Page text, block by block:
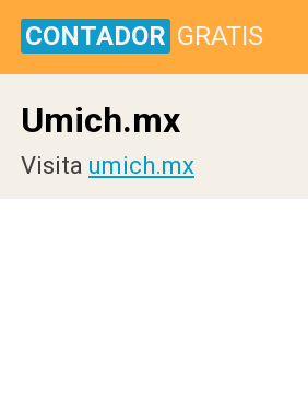
CONTADOR GRATIS
Umich.mx
Visita umich.mx